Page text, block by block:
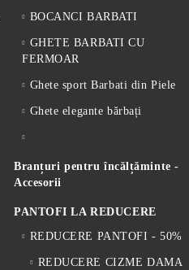
BOCANCI BARBATI
GHETE BARBATI CU
FERMOAR
Ghete sport Barbati din Piele
Ghete elegante bărbați
Branțuri pentru încălțăminte -
Accesorii
PANTOFI LA REDUCERE
REDUCERE PANTOFI - 50%
REDUCERE CIZME DAMA